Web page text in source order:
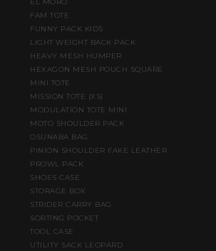
FAM TOTE
FUNNY PACK KIDS
LIGHT WEIGHT BACK PACK
HEAVY MESH HUMPER
HEXAGON MESH POUCH SQUARE
MINI TOTE
MISSION TOTE (XS)
MODULATION TOTE MINI
MOTO SHOULDER PACK
OSUNABA BAG
PINION SHOULDER FAKE LEATHER
PROWL PACK
SHOES CASE
STORAGE BOX
STRIDER CARRY BAG
SORTING POCKET
TOOL CASE
UTILITY SACK LEOPARD